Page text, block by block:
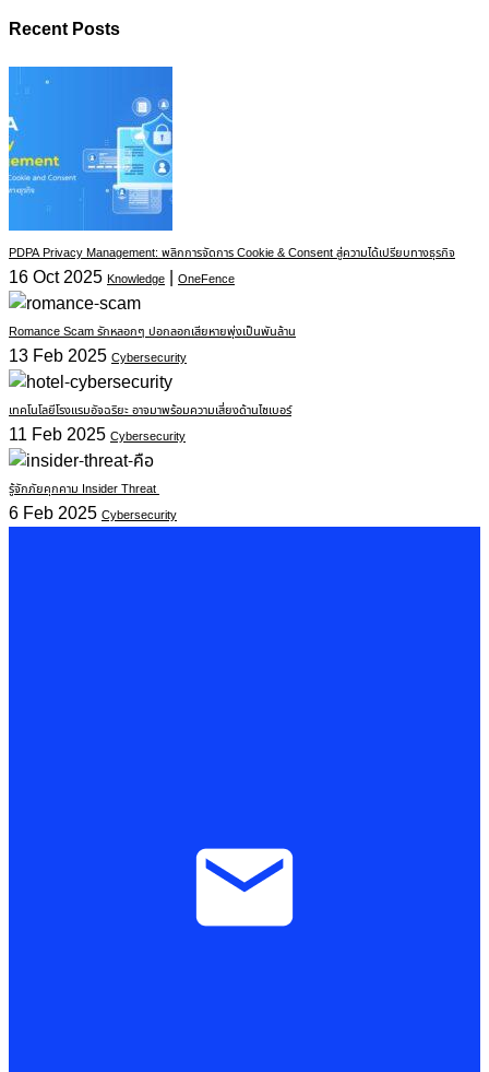
Recent Posts
PDPA Privacy Management: พลิกการจัดการ Cookie & Consent สู่ความได้เปรียบทางธุรกิจ
16 Oct 2025 Knowledge | OneFence
Romance Scam รักหลอกๆ ปอกลอกเสียหายพุ่งเป็นพันล้าน
13 Feb 2025 Cybersecurity
เทคโนโลยีโรงแรมอัจฉริยะ อาจมาพร้อมความเสี่ยงด้านไซเบอร์
11 Feb 2025 Cybersecurity
รู้จักภัยคุกคาม Insider Threat
6 Feb 2025 Cybersecurity